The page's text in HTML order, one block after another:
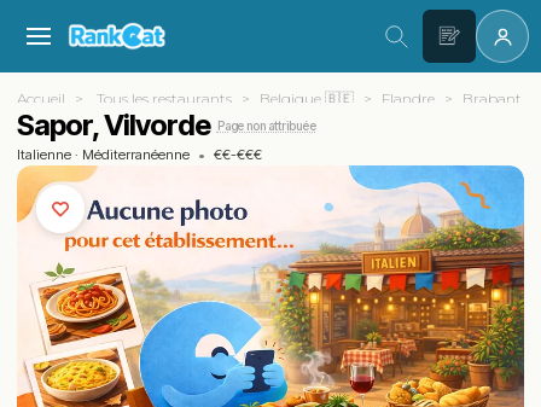
Accueil Tous les restaurants Belgique 🇧🇪 Flandre Brabant
Sapor, Vilvorde Page non attribuée
Italienne · Méditerranéenne • €€-€€€